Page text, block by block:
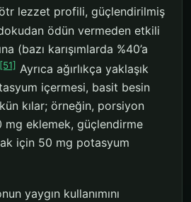
lezzet profili, güçlendirilmiş
ödün vermeden etkili
(bazı karışımlarda %40’a
[51] Ayrıca ağırlıkça yaklaşık
içermesi, basit besin
kılar; örneğin, porsiyon
mg eklemek, güçlendirme
için 50 mg potasyum
yaygın kullanımını